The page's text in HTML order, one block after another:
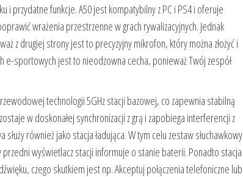
przydatne funkcje. A50 jest kompatybilny z PC i PS4 i oferuje
wrażenia przestrzenne w grach rywalizacyjnych. Jednak
z drugiej strony jest to precyzyjny mikrofon, który można złożyć i
e-sportowych jest to nieodzowna cecha, ponieważ Twój zespół
technologii 5GHz stacji bazowej, co zapewnia stabilną
w doskonałej synchronizacji z grą i zapobiega interferencji z
również jako stacja ładująca. W tym celu zestaw słuchawkowy
wyświetlacz stacji informuje o stanie baterii. Ponadto stacja
czego skutkiem jest np. Akceptuj połączenia telefoniczne lub